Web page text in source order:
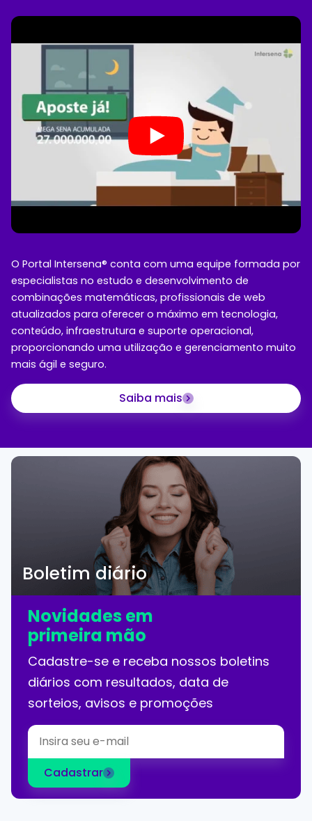
O Portal Intersena® conta com uma equipe formada por
especialistas no estudo e desenvolvimento de
combinações matemáticas, profissionais de web
atualizados para oferecer o máximo em tecnologia,
conteúdo, infraestrutura e suporte operacional,
proporcionando uma utilização e gerenciamento muito
mais ágil e seguro.
Saiba mais
Novidades em
primeira mão
Cadastre-se e receba nossos boletins
diários com resultados, data de
sorteios, avisos e promoções
Cadastrar
Boletim diário